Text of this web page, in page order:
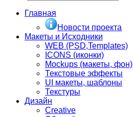
Главная
Новости проекта
Макеты и Исходники
WEB (PSD,Templates)
ICONS (иконки)
Mockups (макеты, фон)
Текстовые эффекты
UI макеты, шаблоны
Текстуры
Дизайн
Creative